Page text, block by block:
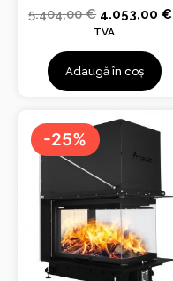
5.404,00€ 4.053,00€
TVA
Adaugă în coș
-25%
Prețul
inițial
a
5.320,00 €.